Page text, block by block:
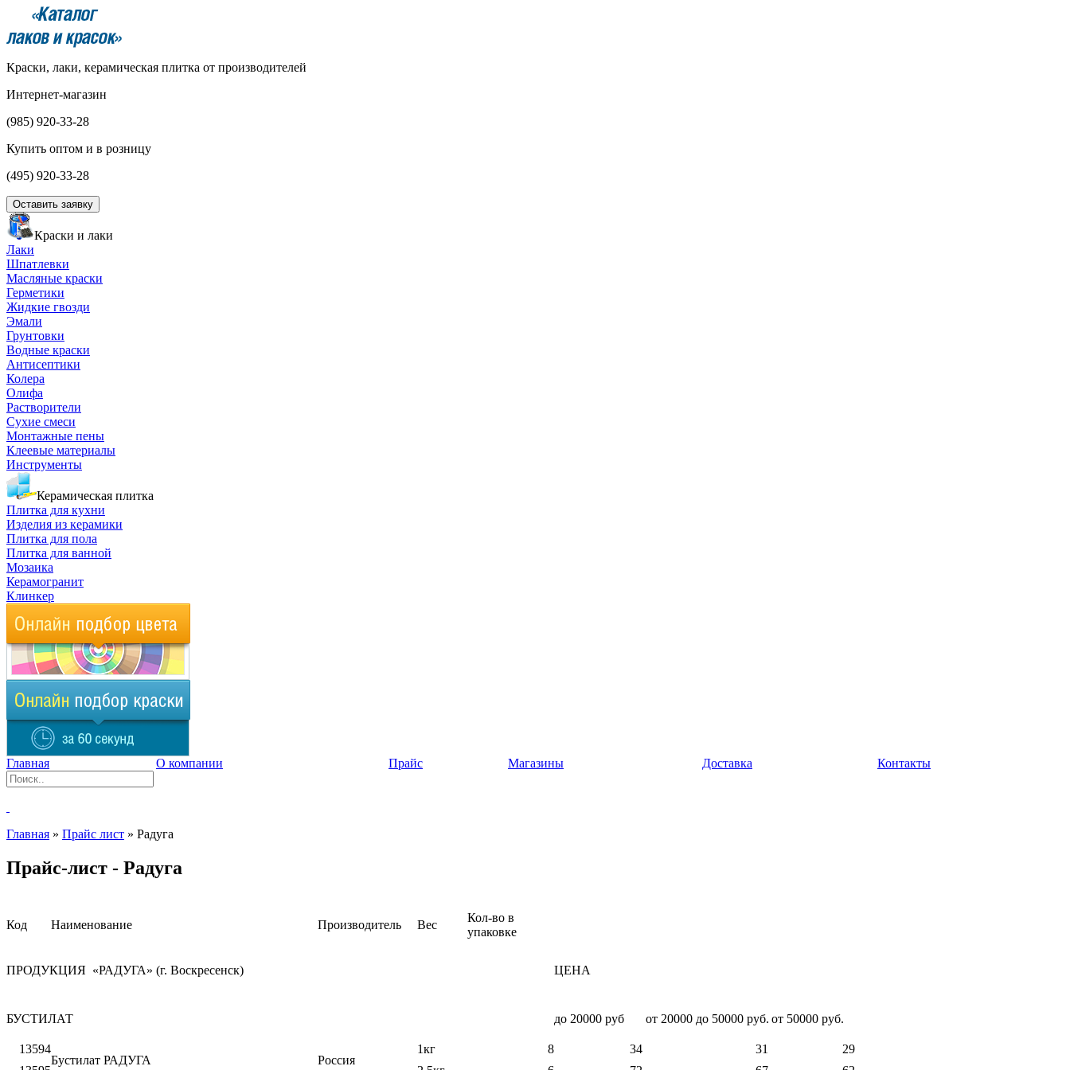
Краски, лаки, керамическая плитка от производителей
Интернет-магазин
(985) 920-33-28
Купить оптом и в розницу
(495) 920-33-28
Оставить заявку
Краски и лаки
Лаки
Шпатлевки
Масляные краски
Герметики
Жидкие гвозди
Эмали
Грунтовки
Водные краски
Антисептики
Колера
Олифа
Растворители
Сухие смеси
Монтажные пены
Клеевые материалы
Инструменты
Керамическая плитка
Плитка для кухни
Изделия из керамики
Плитка для пола
Плитка для ванной
Мозаика
Керамогранит
Клинкер
Главная О компании Прайс Магазины Доставка Контакты
Главная » Прайс лист » Радуга
Прайс-лист - Радуга
Код Наименование Производитель Вес
Кол-во в
упаковке
ПРОДУКЦИЯ «РАДУГА» (г. Воскресенск) ЦЕНА
БУСТИЛАТ до 20000 руб от 20000 до 50000 руб. от 50000 руб.
13594
Бустилат РАДУГА
Россия
1кг 8 34 31
29